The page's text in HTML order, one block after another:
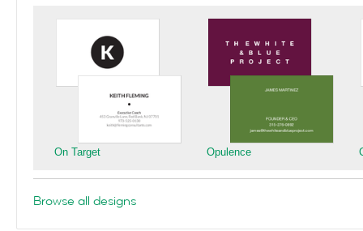
On Target Opulence
Browse all designs